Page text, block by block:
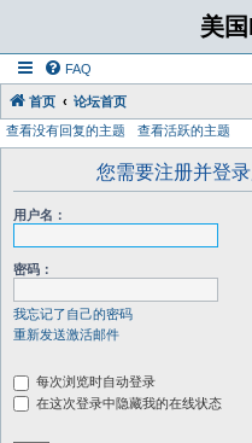
美
FAQ
首页 论坛首页
查看没有回复的主题 查看活跃的主题
您需要注册并登
用户名：
密码：
我忘记了自己的密码
重新发送激活邮件
每次浏览时自动登录
在这次登录中隐藏我的在线状态